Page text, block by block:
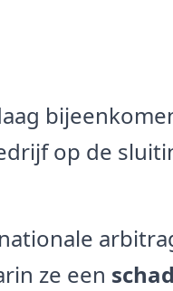
op de
ze een